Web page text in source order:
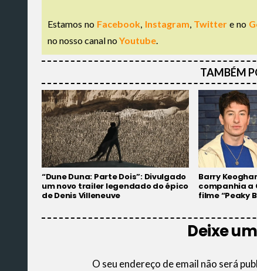
Estamos no Facebook, Instagram, Twittere no
no nosso canal noYoutube.
TAMBÉM
“Dune Duna: Parte Dois”: Divulgado
um novo trailer legendado do épico
de Denis Villeneuve
Barry
companhia a
filme “Peaky
Deixe
O seu endereço de email não será